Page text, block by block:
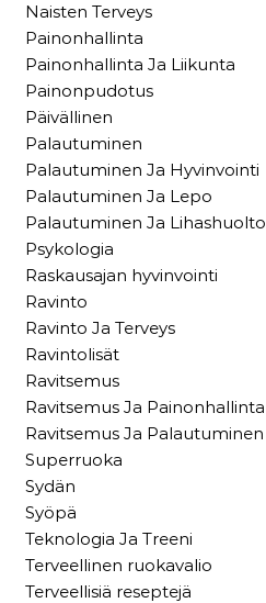
Naisten Terveys
Painonhallinta
Painonhallinta Ja Liikunta
Painonpudotus
Päivällinen
Palautuminen
Palautuminen Ja Hyvinvointi
Palautuminen Ja Lepo
Palautuminen Ja Lihashuolto
Psykologia
Raskausajan hyvinvointi
Ravinto
Ravinto Ja Terveys
Ravintolisät
Ravitsemus
Ravitsemus Ja Painonhallinta
Ravitsemus Ja Palautuminen
Superruoka
Sydän
Syöpä
Teknologia Ja Treeni
Terveellinen ruokavalio
Terveellisiä reseptejä